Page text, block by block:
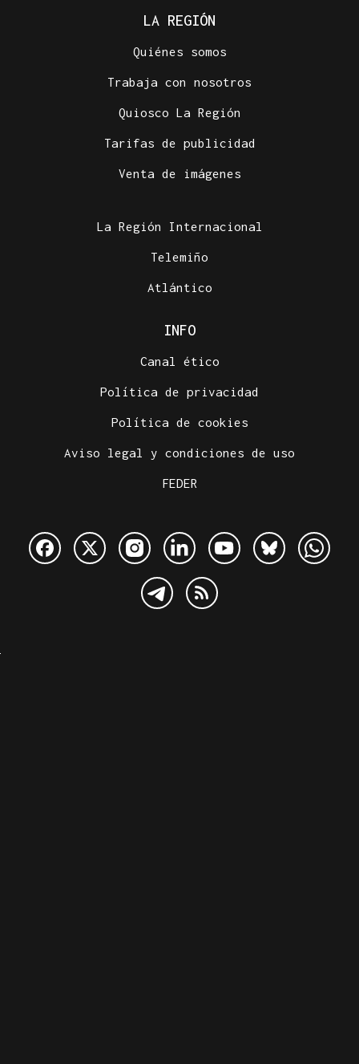
LA REGIÓN
Quiénes somos
Trabaja con nosotros
Quiosco La Región
Tarifas de publicidad
Venta de imágenes
La Región Internacional
Telemiño
Atlántico
INFO
Canal ético
Política de privacidad
Política de cookies
Aviso legal y condiciones de uso
FEDER